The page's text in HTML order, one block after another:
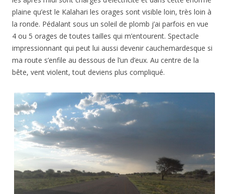
plaine qu’est le Kalahari les orages sont visible loin, très loin à
la ronde. Pédalant sous un soleil de plomb j’ai parfois en vue
4 ou 5 orages de toutes tailles qui m’entourent. Spectacle
impressionnant qui peut lui aussi devenir cauchemardesque si
ma route s’enfile au dessous de l’un d’eux. Au centre de la
bête, vent violent, tout deviens plus compliqué.